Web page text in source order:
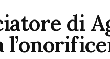
di